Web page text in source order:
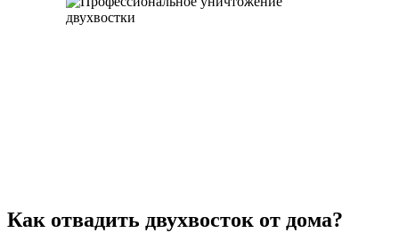
Как отвадить двухвосток от дома?